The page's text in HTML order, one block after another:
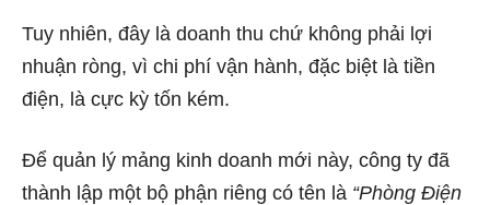
Tuy nhiên, đây là doanh thu chứ không phải lợi
nhuận ròng, vì chi phí vận hành, đặc biệt là tiền
điện, là cực kỳ tốn kém.
Để quản lý mảng kinh doanh mới này, công ty đã
thành lập một bộ phận riêng có tên là “Phòng Điện